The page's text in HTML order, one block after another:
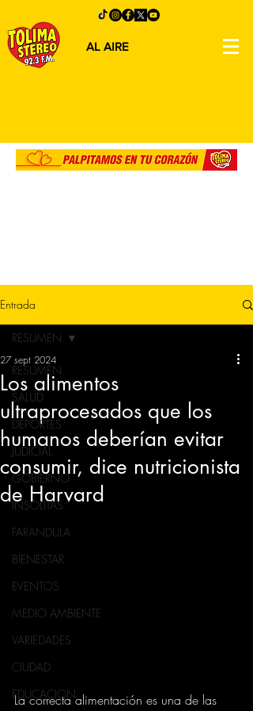
AL AIRE
Entrada
RESUMEN
SALUD
DEPORTES
JUDICIAL
GOBIERNO
INSÓLITAS
FARANDULA
BIENESTAR
EVENTOS
MEDIO AMBIENTE
VARIEDADES
CIUDAD
EDUCACION
RESUMEN
Los alimentos
ultraprocesados que los
humanos deberían evitar
consumir, dice nutricionista
de Harvard
27 sept 2024
La correcta alimentación es una de las